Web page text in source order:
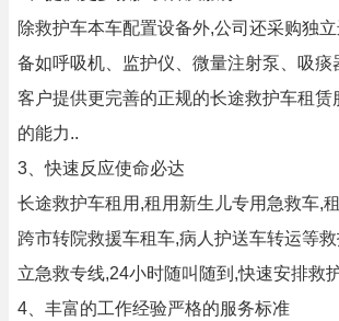
除救护车本车配置设备外,公司还采购独
备如呼吸机、监护仪、微量注射泵、吸痰
客户提供更完善的正规的长途救护车租赁
的能力..
3、快速反应使命必达
长途救护车租用,租用新生儿专用急救车,
跨市转院救援车租车,病人护送车转运等
立急救专线,24小时随叫随到,快速安排救
4、丰富的工作经验严格的服务标准